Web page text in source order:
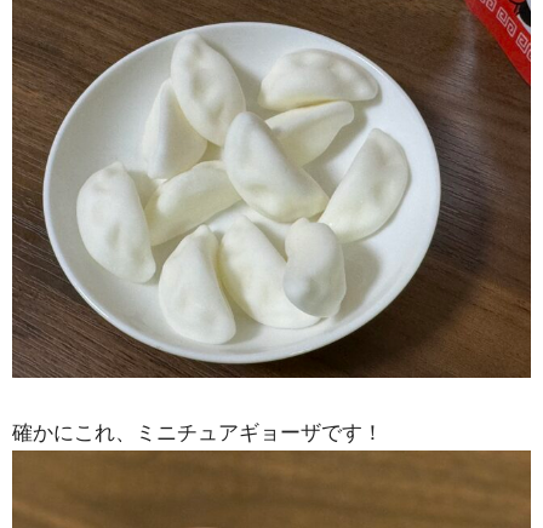
確かにこれ、ミニチュアギョーザです！